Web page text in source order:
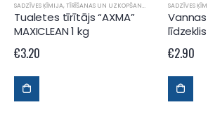
SADZĪVES ĶĪMIJA, TĪRĪŠANAS UN UZKOPŠANAS LĪDZEKĻI
Tualetes tīrītājs “AXMA”
MAXICLEAN 1 kg
€3.20
SADZĪVES
līdzeklis
€2.90